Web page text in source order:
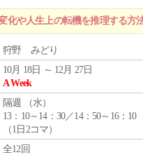
や人生上の転機を推理する方
狩野 みどり
10月 18日 ～ 12月 27日
A Week
隔週 （水）
13：10～14：30／14：50～16：10
（1日2コマ）
全12回